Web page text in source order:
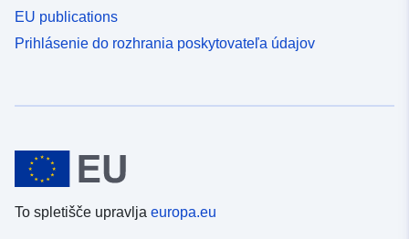
EU publications
Prihlásenie do rozhrania poskytovateľa údajov
To spletišče upravlja europa.eu